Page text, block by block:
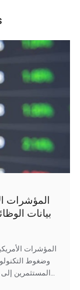
المؤشرات
بيانات
المؤشرات
وضغوط
المستثمرين